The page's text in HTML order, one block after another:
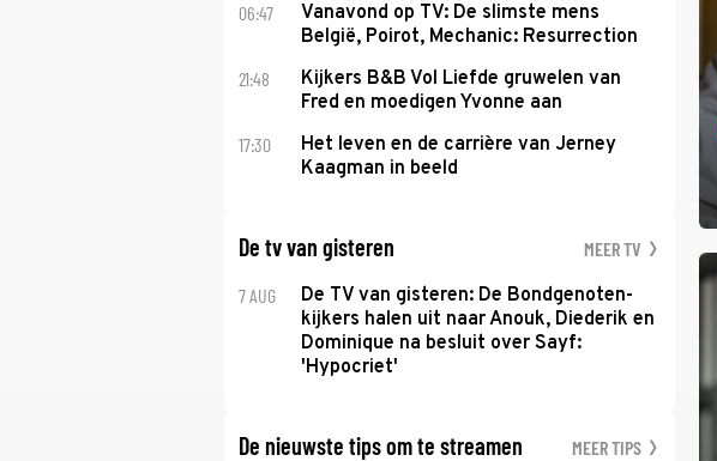
06:47
Vanavond op TV: De slimste mens
België, Poirot, Mechanic: Resurrection
21:48
Kijkers B&B Vol Liefde gruwelen van
Fred en moedigen Yvonne aan
17:30
Het leven en de carrière van Jerney
Kaagman in beeld
De tv van gisteren MEER TV
7 AUG
De TV van gisteren: De Bondgenoten-
kijkers halen uit naar Anouk, Diederik en
Dominique na besluit over Sayf:
'Hypocriet'
De nieuwste tips om te streamen MEER TIPS